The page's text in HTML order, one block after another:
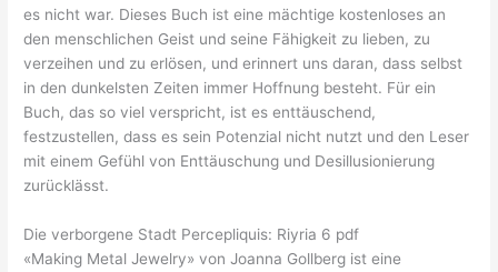
es nicht war. Dieses Buch ist eine mächtige kostenloses an
den menschlichen Geist und seine Fähigkeit zu lieben, zu
verzeihen und zu erlösen, und erinnert uns daran, dass selbst
in den dunkelsten Zeiten immer Hoffnung besteht. Für ein
Buch, das so viel verspricht, ist es enttäuschend,
festzustellen, dass es sein Potenzial nicht nutzt und den Leser
mit einem Gefühl von Enttäuschung und Desillusionierung
zurücklässt.
Die verborgene Stadt Percepliquis: Riyria 6 pdf
«Making Metal Jewelry» von Joanna Gollberg ist eine